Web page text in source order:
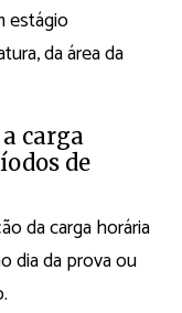
estágio
da área da
carga
de
da carga horária
dia da prova ou